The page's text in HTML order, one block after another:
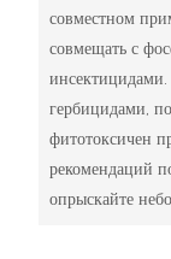
совместном
совмещать с
гербицидами,
фитотоксичен
рекомендаций
опрыскайте